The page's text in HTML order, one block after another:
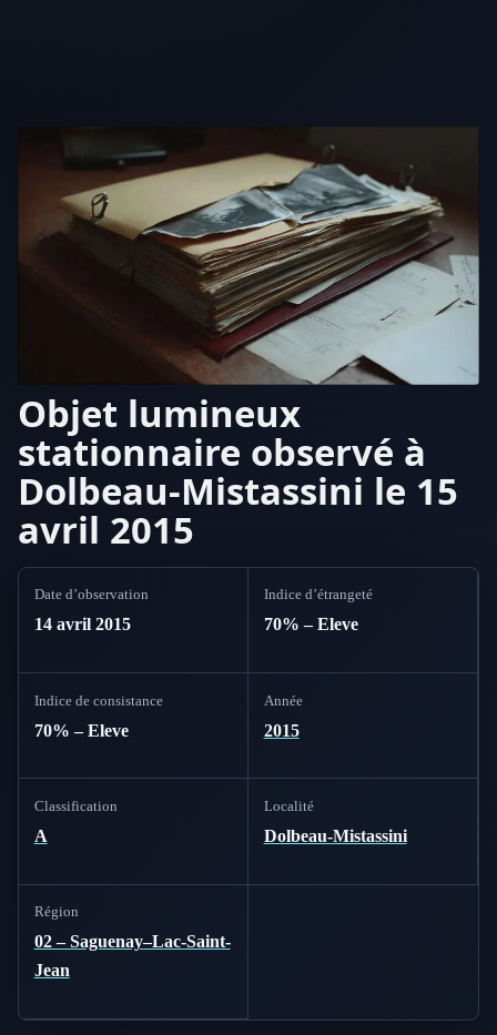
Objet lumineux
stationnaire observé à
Dolbeau-Mistassini le 15
avril 2015
Date d’observation
14 avril 2015
Indice d’étrangeté
70% – Eleve
Indice de consistance
70% – Eleve
Année
2015
Classification
A
Localité
Dolbeau-Mistassini
Région
02 – Saguenay–Lac-Saint-
Jean